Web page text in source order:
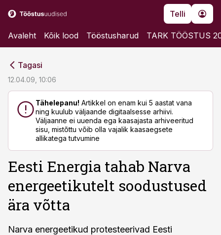
Telli
Avaleht Kõik lood Tööstusharud TARK TÖÖSTUS
Tagasi
12.04.09, 10:06
Tähelepanu! Artikkel on enam kui 5 aastat vana
ning kuulub väljaande digitaalsesse arhiivi.
Väljaanne ei uuenda ega kaasajasta arhiveeritud
sisu, mistõttu võib olla vajalik kaasaegsete
allikatega tutvumine
Eesti Energia tahab Narva
energeetikutelt soodustused
ära võtta
Narva energeetikud protesteerivad Eesti